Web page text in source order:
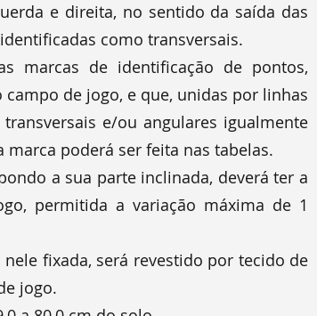
e direita, no sentido da saída das
como transversais.
marcas de identificação de pontos,
de jogo, e que, unidas por linhas
e/ou angulares igualmente
poderá ser feita nas tabelas.
a sua parte inclinada, deverá ter a
permitida a variação máxima de 1
fixada, será revestido por tecido de
jogo.